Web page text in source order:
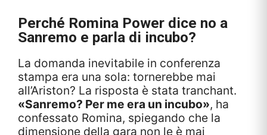
Perché Romina Power dice no a
Sanremo e parla di incubo?
La domanda inevitabile in conferenza
stampa era una sola: tornerebbe mai
all’Ariston? La risposta è stata tranchant.
«Sanremo? Per me era un incubo», ha
confessato Romina, spiegando che la
dimensione della gara non le è mai